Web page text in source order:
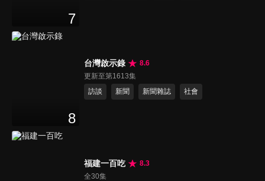
7
8
台灣啟示錄
8.6
更新至第1613集
訪談
新聞 新聞雜誌 社會
福建一百吃
8.3
全30集